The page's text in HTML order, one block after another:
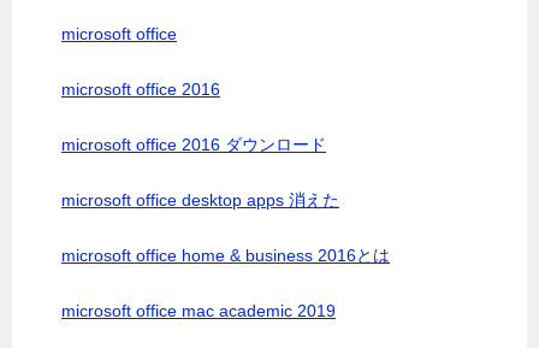
microsoft office
microsoft office 2016
microsoft office 2016 ダウンロード
microsoft office desktop apps 消えた
microsoft office home & business 2016とは
microsoft office mac academic 2019